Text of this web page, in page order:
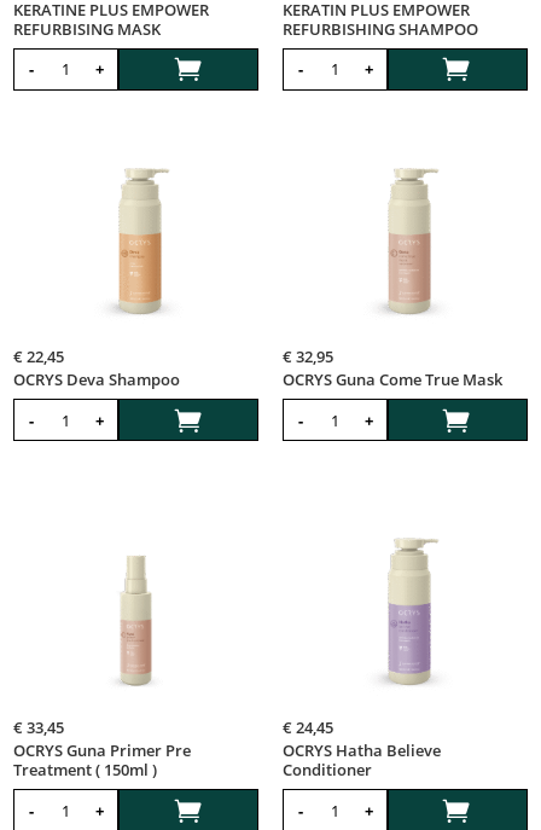
KERATINE PLUS EMPOWER
REFURBISING MASK
- + 
KERATIN PLUS EMPOWER
REFURBISHING SHAMPOO
- + 
OCRYS Deva Shampoo
€22,45
- + 
OCRYS Guna Come True Mask
€32,95
- + 
OCRYS Guna Primer Pre
Treatment ( 150ml )
€33,45
- + 
OCRYS Hatha Believe
Conditioner
€24,45
- + 